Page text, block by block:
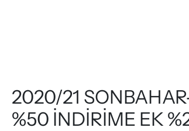
2020/21
%50 İNDİRİME EK